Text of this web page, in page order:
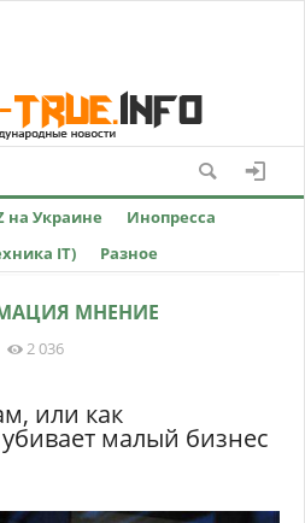
на Украине
Инопресса
IT) Разное
МНЕНИЕ
2 036
или как
малый бизнес